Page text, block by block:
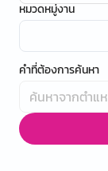
หมวดหมู่งาน
คำที่ต้องการค้นหา